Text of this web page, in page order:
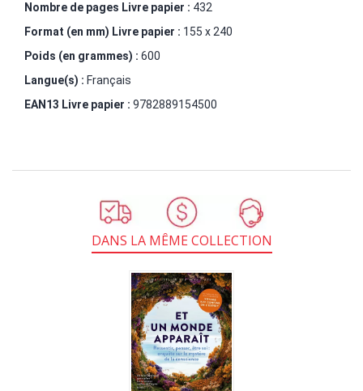
Nombre de pages Livre papier : 432
Format (en mm) Livre papier : 155 x 240
Poids (en grammes) : 600
Langue(s) : Français
EAN13 Livre papier : 9782889154500
DANS LA MÊME COLLECTION